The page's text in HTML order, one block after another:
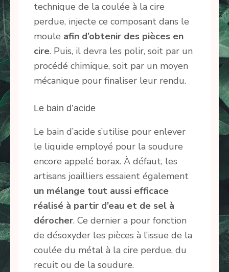
technique de la coulée à la cire
perdue, injecte ce composant dans le
moule afin d’obtenir des pièces en
cire. Puis, il devra les polir, soit par un
procédé chimique, soit par un moyen
mécanique pour finaliser leur rendu.
Le bain d’acide
Le bain d’acide s’utilise pour enlever
le liquide employé pour la soudure
encore appelé borax. À défaut, les
artisans joailliers essaient également
un mélange tout aussi efficace
réalisé à partir d’eau et de sel à
dérocher. Ce dernier a pour fonction
de désoxyder les pièces à l’issue de la
coulée du métal à la cire perdue, du
recuit ou de la soudure.